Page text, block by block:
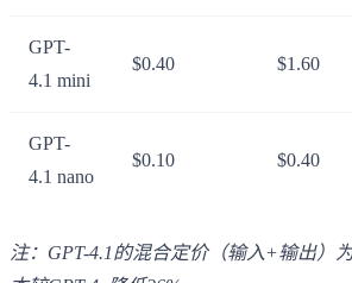
GPT-
4.1 mini
$0.40 $1.60
GPT-
4.1 nano
$0.10 $0.40
注：GPT-4.1的混合定价（输入+输出）